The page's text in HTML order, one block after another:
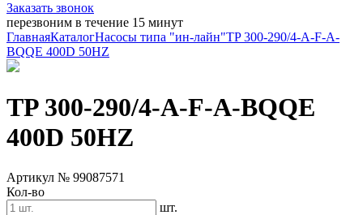
Заказать звонок
перезвоним в течение 15 минут
ГлавнаяКаталогНасосы типа "ин-лайн"TP 300-290/4-A-F-A-
BQQE 400D 50HZ
TP 300-290/4-A-F-A-BQQE
400D 50HZ
Артикул № 99087571
Кол-во
шт.